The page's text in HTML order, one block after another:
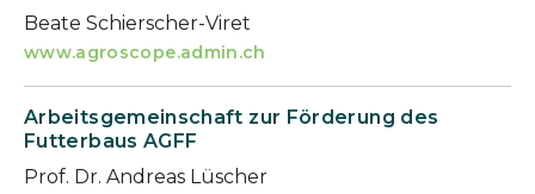
Beate Schierscher-Viret
www.agroscope.admin.ch
Arbeitsgemeinschaft zur Förderung des
Futterbaus AGFF
Prof. Dr. Andreas Lüscher